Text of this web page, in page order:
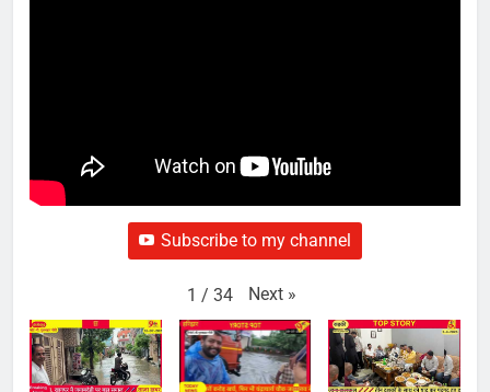
Subscribe to my channel
1 / 34 Next »